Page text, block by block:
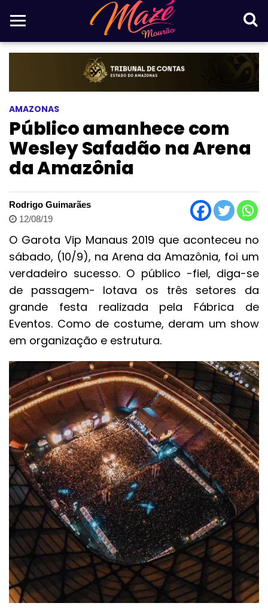
AMAZONAS
Público amanhece com
Wesley Safadão na Arena
da Amazônia
Rodrigo Guimarães
12/08/19
O Garota Vip Manaus 2019 que aconteceu no
sábado, (10/9), na Arena da Amazônia, foi um
verdadeiro sucesso. O público -fiel, diga-se
de passagem- lotava os três setores da
grande festa realizada pela Fábrica de
Eventos. Como de costume, deram um show
em organização e estrutura.